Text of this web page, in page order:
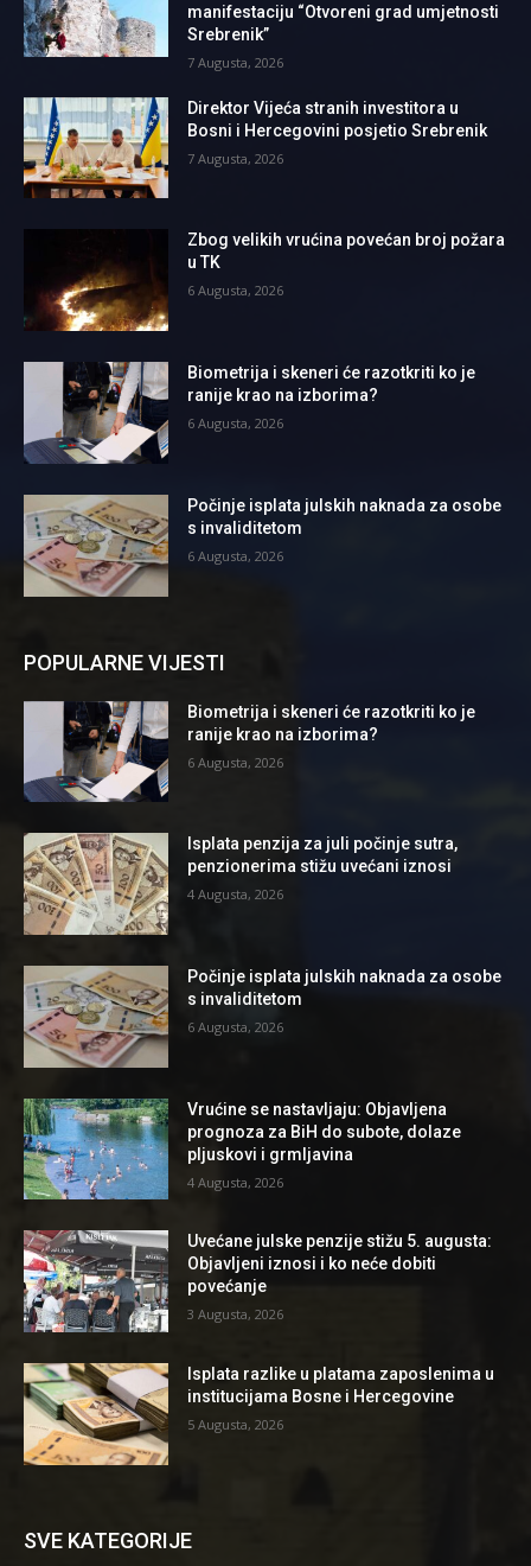
manifestaciju “Otvoreni grad umjetnosti
Srebrenik”
7 Augusta, 2026
Direktor Vijeća stranih investitora u
Bosni i Hercegovini posjetio Srebrenik
7 Augusta, 2026
Zbog velikih vrućina povećan broj požara
u TK
6 Augusta, 2026
Biometrija i skeneri će razotkriti ko je
ranije krao na izborima?
6 Augusta, 2026
Počinje isplata julskih naknada za osobe
s invaliditetom
6 Augusta, 2026
POPULARNE VIJESTI
Biometrija i skeneri će razotkriti ko je
ranije krao na izborima?
6 Augusta, 2026
Isplata penzija za juli počinje sutra,
penzionerima stižu uvećani iznosi
4 Augusta, 2026
Počinje isplata julskih naknada za osobe
s invaliditetom
6 Augusta, 2026
Vrućine se nastavljaju: Objavljena
prognoza za BiH do subote, dolaze
pljuskovi i grmljavina
4 Augusta, 2026
Uvećane julske penzije stižu 5. augusta:
Objavljeni iznosi i ko neće dobiti
povećanje
3 Augusta, 2026
Isplata razlike u platama zaposlenima u
institucijama Bosne i Hercegovine
5 Augusta, 2026
SVE KATEGORIJE